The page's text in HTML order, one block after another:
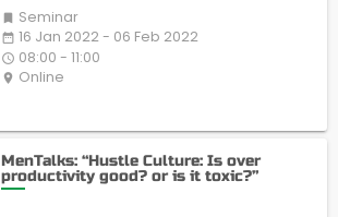
 Seminar
date_range 16 Jan 2022 - 06 Feb 2022
access_time 08:00 - 11:00
place Online
MenTalks: “Hustle Culture: Is over
productivity good? or is it toxic?”